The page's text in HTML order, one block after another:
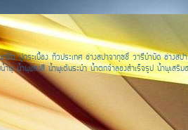
ต ปูกระเบื้อง ทั่วประเทศ อ่างสปาจากุซชี่ วารีบำบัด อ่าง
พุ น้ำพุแสงสี น้ำพุเต้นระบำ น้ำตกจำลองสำเร็จรูป น้ำพุเสริม